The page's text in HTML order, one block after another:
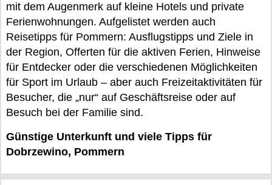
mit dem Augenmerk auf kleine Hotels und private
Ferienwohnungen. Aufgelistet werden auch
Reisetipps für Pommern: Ausflugstipps und Ziele in
der Region, Offerten für die aktiven Ferien, Hinweise
für Entdecker oder die verschiedenen Möglichkeiten
für Sport im Urlaub – aber auch Freizeitaktivitäten für
Besucher, die „nur“ auf Geschäftsreise oder auf
Besuch bei der Familie sind.
Günstige Unterkunft und viele Tipps für
Dobrzewino, Pommern